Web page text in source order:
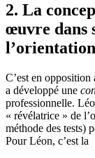
2. La
œuvre dans
C’est en opposition
a développé une
professionnelle.
« révélatrice » de
méthode des tests)
Pour Léon, c’est la